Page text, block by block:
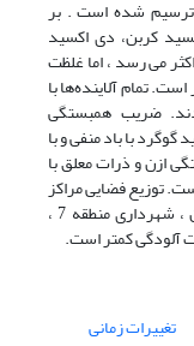
ترسیم شده است . بر
کربن، دی اکسید
می رسد ، اما غلظت
تمام آلاینده‌ها با
ضریب همبستگی
با باد منفی و با
ازن و ذرات معلق با
توزیع فضایی مراکز
با آلودگی شدید عمدتا در اطراف ستاد بحران ، شهرداری منطقه 7 ،
آلودگی کمتر است.
تغییرات زمانی